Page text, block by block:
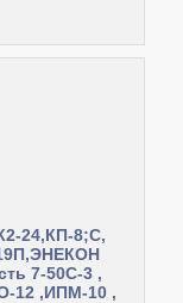
24,КП-8;С,
7-50С-3 ,
12 ,ИПМ-10 ,